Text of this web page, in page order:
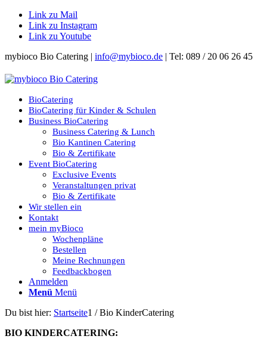
Link zu Mail
Link zu Instagram
Link zu Youtube
mybioco Bio Catering | info@mybioco.de | Tel: 089 / 20 06 26 45
BioCatering
BioCatering für Kinder & Schulen
Business BioCatering
Business Catering & Lunch
Bio Kantinen Catering
Bio & Zertifikate
Event BioCatering
Exclusive Events
Veranstaltungen privat
Bio & Zertifikate
Wir stellen ein
Kontakt
mein myBioco
Wochenpläne
Bestellen
Meine Rechnungen
Feedbackbogen
Anmelden
Menü Menü
Du bist hier: Startseite1 / Bio KinderCatering
BIO KINDERCATERING: